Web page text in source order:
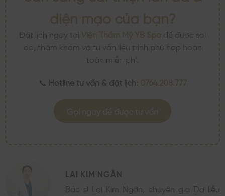
Đặt lịch ngay tại
để được soi
da, thăm khám và tư vấn liệu trình phù hợp hoàn
toàn miễn phí.
📞 Hotline tư vấn & đặt lịch:
LAI KIM NGÂN
Bác sĩ Lai Kim Ngân, chuyên gia Da liễu